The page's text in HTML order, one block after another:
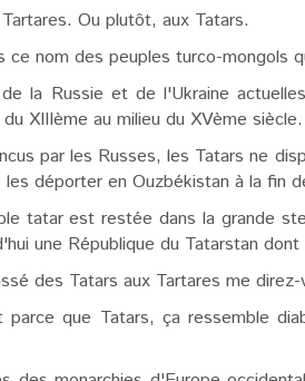
Ou plutôt, aux Tatars.
nom des peuples turco-mongols
la Russie et de l'Ukraine
XIIIème au milieu du XVème siècle.
par les Russes, les Tatars ne
déporter en Ouzbékistan à la fin
tatar est restée dans la grande
une République du Tatarstan
des Tatars aux Tartares me direz-
que Tatars, ça ressemble